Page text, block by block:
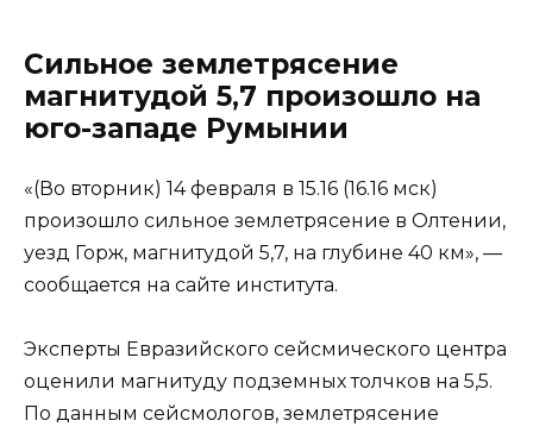
Сильное землетрясение
магнитудой 5,7 произошло на
юго-западе Румынии
«(Во вторник) 14 февраля в 15.16 (16.16 мск)
произошло сильное землетрясение в Олтении,
уезд Горж, магнитудой 5,7, на глубине 40 км», —
сообщается на сайте института.
Эксперты Евразийского сейсмического центра
оценили магнитуду подземных толчков на 5,5.
По данным сейсмологов, землетрясение